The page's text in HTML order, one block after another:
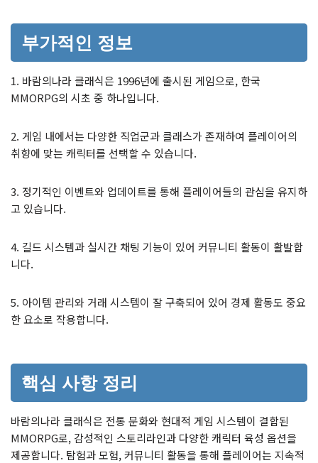
부가적인 정보
1. 바람의나라 클래식은 1996년에 출시된 게임으로, 한국
MMORPG의 시초 중 하나입니다.
2. 게임 내에서는 다양한 직업군과 클래스가 존재하여 플레이어의
취향에 맞는 캐릭터를 선택할 수 있습니다.
3. 정기적인 이벤트와 업데이트를 통해 플레이어들의 관심을 유지하
고 있습니다.
4. 길드 시스템과 실시간 채팅 기능이 있어 커뮤니티 활동이 활발합
니다.
5. 아이템 관리와 거래 시스템이 잘 구축되어 있어 경제 활동도 중요
한 요소로 작용합니다.
핵심 사항 정리
바람의나라 클래식은 전통 문화와 현대적 게임 시스템이 결합된
MMORPG로, 감성적인 스토리라인과 다양한 캐릭터 육성 옵션을
제공합니다. 탐험과 모험, 커뮤니티 활동을 통해 플레이어는 지속적